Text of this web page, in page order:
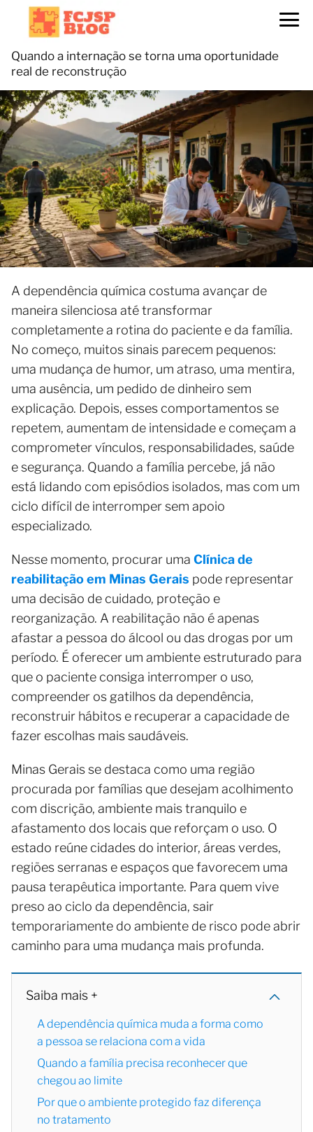
Quando a internação se torna uma oportunidade
real de reconstrução
A dependência química costuma avançar de
maneira silenciosa até transformar
completamente a rotina do paciente e da família.
No começo, muitos sinais parecem pequenos:
uma mudança de humor, um atraso, uma mentira,
uma ausência, um pedido de dinheiro sem
explicação. Depois, esses comportamentos se
repetem, aumentam de intensidade e começam a
comprometer vínculos, responsabilidades, saúde
e segurança. Quando a família percebe, já não
está lidando com episódios isolados, mas com um
ciclo difícil de interromper sem apoio
especializado.
Nesse momento, procurar uma Clínica de
reabilitação em Minas Gerais pode representar
uma decisão de cuidado, proteção e
reorganização. A reabilitação não é apenas
afastar a pessoa do álcool ou das drogas por um
período. É oferecer um ambiente estruturado para
que o paciente consiga interromper o uso,
compreender os gatilhos da dependência,
reconstruir hábitos e recuperar a capacidade de
fazer escolhas mais saudáveis.
Minas Gerais se destaca como uma região
procurada por famílias que desejam acolhimento
com discrição, ambiente mais tranquilo e
afastamento dos locais que reforçam o uso. O
estado reúne cidades do interior, áreas verdes,
regiões serranas e espaços que favorecem uma
pausa terapêutica importante. Para quem vive
preso ao ciclo da dependência, sair
temporariamente do ambiente de risco pode abrir
caminho para uma mudança mais profunda.
Saiba mais +
A dependência química muda a forma como
a pessoa se relaciona com a vida
Quando a família precisa reconhecer que
chegou ao limite
Por que o ambiente protegido faz diferença
no tratamento